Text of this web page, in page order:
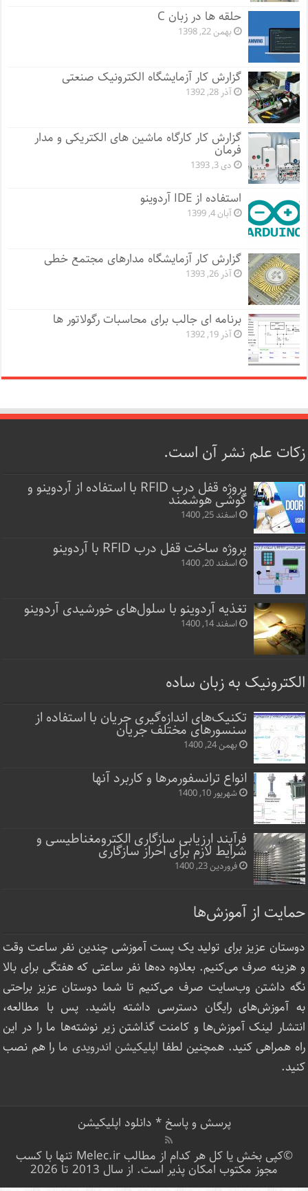
حلقه ها در زبان C
بهمن 22, 1398
گزارش کار آزمایشگاه الکترونیک صنعتی
آذر 28, 1392
گزارش کار کارگاه ماشین های الکتریکی و مدار
فرمان
دی 3, 1393
استفاده از IDE آردوینو
آبان 4, 1399
گزارش کار آزمایشگاه مدارهای مجتمع خطی
آذر 26, 1393
برنامه ای جالب برای محاسبات رگولاتور ها
آذر 19, 1392
زکات علم نشر آن است.
پروژه قفل‌ درب RFID با استفاده از آردوینو و
گوشی هوشمند
اسفند 25, 1400
پروژه ساخت قفل‌ درب RFID با آردوینو
اسفند 20, 1400
تغذیه آردوینو با سلول‌های خورشیدی آردوینو
اسفند 14, 1400
الکترونیک به زبان ساده
تکنیک‌های اندازه‌گیری جریان با استفاده از
سنسورهای مختلف جریان
بهمن 24, 1400
انواع ترانسفورمرها و کاربرد آنها
شهریور 10, 1400
فرآیند ارزیابی سازگاری الکترومغناطیسی و
شرایط لازم برای احراز سازگاری
فروردین 23, 1400
حمایت از آموزش‌ها
دوستان عزیز برای تولید یک پست آموزشی چندین نفر ساعت‌ وقت
و هزینه صرف می‌کنیم. بعلاوه ده‌ها نفر ساعتی که هفتگی برای بالا
نگه داشتن وب‌سایت صرف ‌می‌کنیم تا شما دوستان عزیز براحتی
به آموزش‌های رایگان دسترسی داشته باشید. پس با مطالعه،
انتشار لینک‌ آموزش‌ها و کامنت گذاشتن زیر نوشته‌‌ها ما را در این
راه همراهی کنید. همچنین لطفا اپلیکیشن اندرویدی ما را هم نصب
کنید.
پرسش و پاسخ* دانلود اپلیکیشن
©کپی بخش یا کل هر کدام از مطالب Melec.ir تنها با کسب
مجوز مکتوب امکان پذیر است. از سال 2013 تا 2026